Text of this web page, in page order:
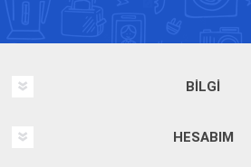
BILGI
HESABIM